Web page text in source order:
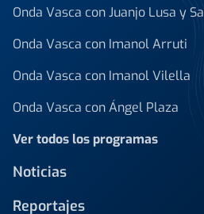
Onda Vasca con Juanjo Lusa y
Onda Vasca con Imanol Arruti
Onda Vasca con Imanol Vilella
Onda Vasca con Ángel Plaza
Ver todos los programas
Noticias
Reportajes